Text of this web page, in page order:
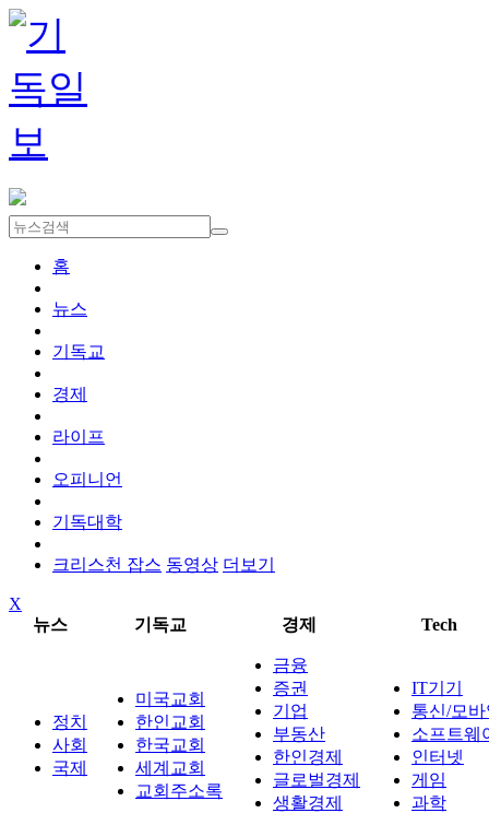
홈
뉴스
기독교
경제
라이프
오피니언
기독대학
크리스천 잡스 동영상 더보기
X
뉴스
기독교 경제 Tech
정치
사회
국제
미국교회
한인교회
한국교회
세계교회
교회주소록
금융
증권
기업
부동산
한인경제
글로벌경제
생활경제
IT기기
통신/모
소프트웨
인터넷
게임
과학